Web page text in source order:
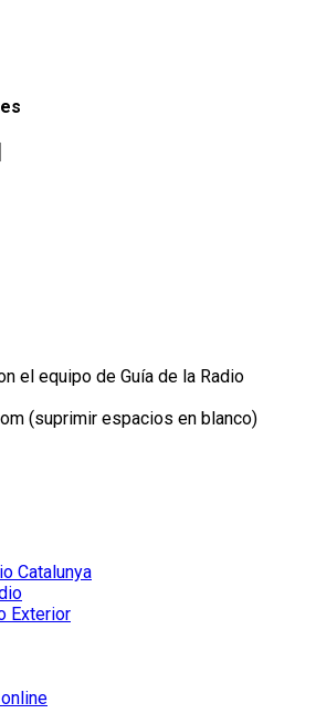
el equipo de Guía de la Radio
(suprimir espacios en blanco)
Catalunya
Exterior